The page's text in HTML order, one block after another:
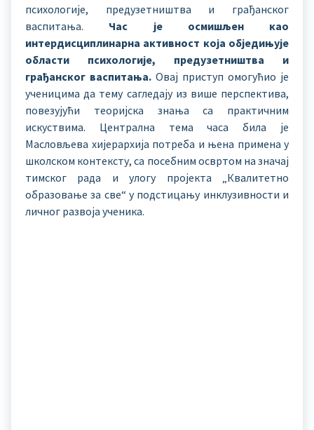
психологије, предузетништва и грађанског
васпитања. Час је осмишљен као
интердисциплинарна активност која обједињује
области психологије, предузетништва и
грађанског васпитања. Овај приступ омогућио је
ученицима да тему сагледају из више перспектива,
повезујући теоријска знања са практичним
искуствима. Централна тема часа била је
Масловљева хијерархија потреба и њена примена у
школском контексту, са посебним освртом на значај
тимског рада и улогу пројекта „Квалитетно
образовање за све“ у подстицању инклузивности и
личног развоја ученика.